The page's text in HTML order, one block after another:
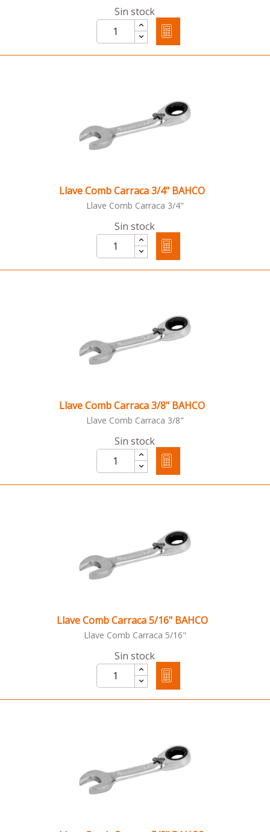
Sin stock
Llave Comb Carraca 3/4" BAHCO
Llave Comb Carraca 3/4"
Sin stock
Llave Comb Carraca 3/8" BAHCO
Llave Comb Carraca 3/8"
Sin stock
Llave Comb Carraca 5/16" BAHCO
Llave Comb Carraca 5/16"
Sin stock